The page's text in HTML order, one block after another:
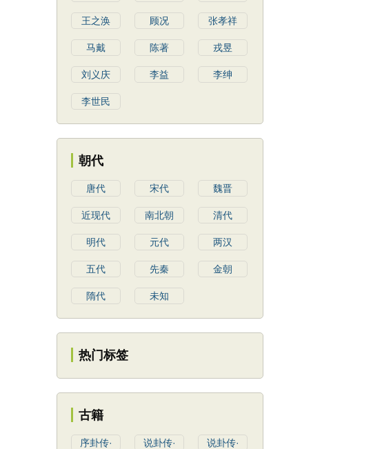
王之涣 顾况 张孝祥
马戴 陈著 戎昱
刘义庆 李益 李绅
李世民
朝代
唐代 宋代 魏晋
近现代 南北朝 清代
明代 元代 两汉
五代 先秦 金朝
隋代 未知
热门标签
古籍
序卦传· 说卦传· 说卦传·